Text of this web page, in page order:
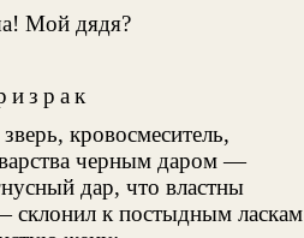
Мой дядя?
кровосмеситель,
черным даром —
дар, что властны
склонил к постыдным ласкам